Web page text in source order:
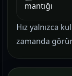
mantığı
Hız yalnızca
zamanda